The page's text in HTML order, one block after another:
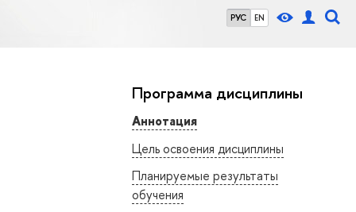
РУС EN
Программа дисциплины
Аннотация
Цель освоения дисциплины
Планируемые результаты
обучения